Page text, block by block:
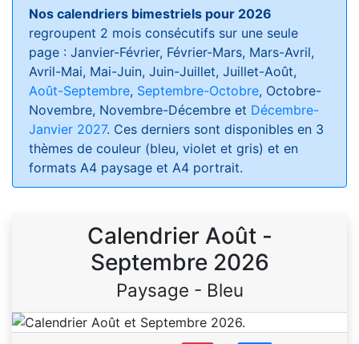
Nos calendriers bimestriels pour 2026
regroupent 2 mois consécutifs sur une seule
page : Janvier-Février, Février-Mars, Mars-Avril,
Avril-Mai, Mai-Juin, Juin-Juillet, Juillet-Août,
Août-Septembre, Septembre-Octobre, Octobre-
Novembre, Novembre-Décembre et Décembre-
Janvier 2027. Ces derniers sont disponibles en 3
thèmes de couleur (bleu, violet et gris) et en
formats A4 paysage et A4 portrait.
Calendrier Août -
Septembre 2026
Paysage - Bleu